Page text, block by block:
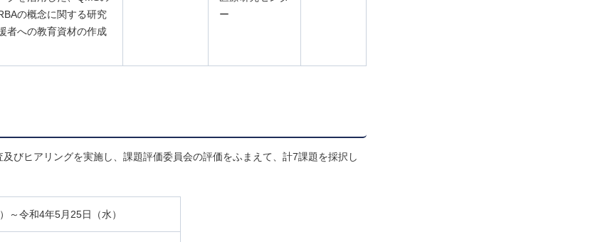
の概念に関する研究
者への教育資材の作成
ー
びヒアリングを実施し、課題評価委員会の評価をふまえて、計7課題を採択し
～令和4年5月25日（水）